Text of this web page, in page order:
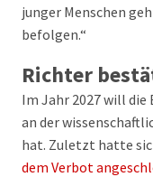
junger Menschen
befolgen.“
Richter
Im Jahr 2027 will die
an der
hat. Zuletzt hatte
dem Verbot